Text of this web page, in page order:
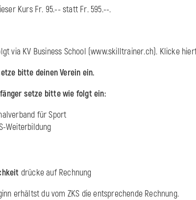
Kurs Fr. 95.-- statt Fr. 595.--.
via KV Business School (www.skilltrainer.ch). Klicke
bitte deinen Verein ein.
setze bitte wie folgt ein:
für Sport
Weiterbildung
drücke auf Rechnung
erhältst du vom ZKS die entsprechende Rechnung.